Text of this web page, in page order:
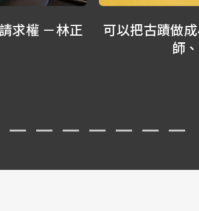
做成小陶器嗎？ －林正椈律